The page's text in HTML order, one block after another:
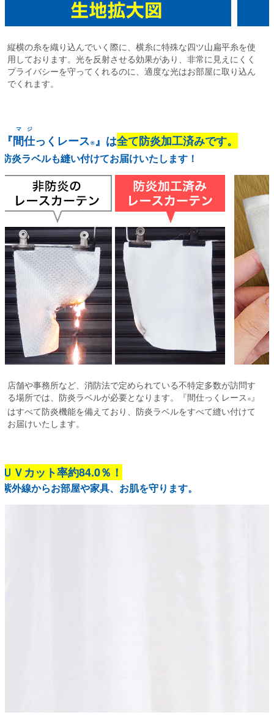
縦横の糸を織り込んでいく際に、横糸に特殊な四ツ山扁平糸を使
用しております。光を反射させる効果があり、非常に見えにくく
プライバシーを守ってくれるのに、適度な光はお部屋に取り込ん
でくれます。
『間仕
マジ
っくレース®』は全て防炎加工済みです。
防炎ラベルも縫い付けてお届けいたします！
店舗や事務所など、消防法で定められている不特定多数が訪問す
る場所では、防炎ラベルが必要となります。『間仕っくレース ®』
はすべて防炎機能を備えており、防炎ラベルをすべて縫い付けて
お届けいたします。
ＵＶカット率約84.0％！
紫外線からお部屋や家具、お肌を守ります。